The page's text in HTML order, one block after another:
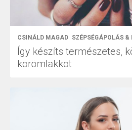
CSINÁLD MAGAD SZÉPSÉGÁPOLÁS &
Így készíts természetes,
körömlakkot